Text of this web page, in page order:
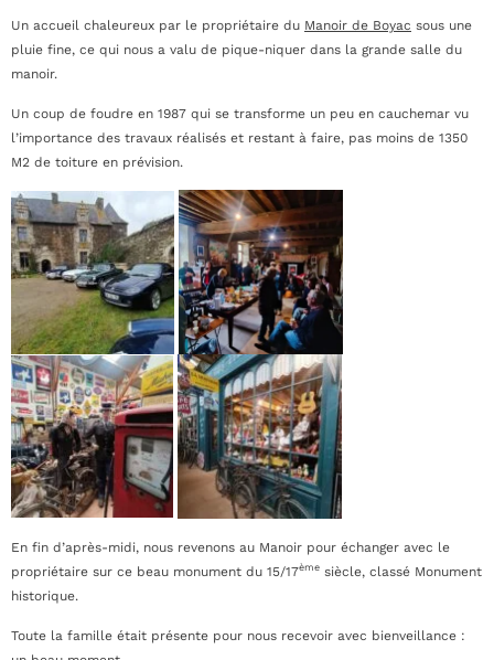
Un accueil chaleureux par le propriétaire du Manoir de Boyac sous une
pluie fine, ce qui nous a valu de pique-niquer dans la grande salle du
manoir.
Un coup de foudre en 1987 qui se transforme un peu en cauchemar vu
l’importance des travaux réalisés et restant à faire, pas moins de 1350
M2 de toiture en prévision.
En fin d’après-midi, nous revenons au Manoir pour échanger avec le
propriétaire sur ce beau monument du 15/17ème siècle, classé Monument
historique.
Toute la famille était présente pour nous recevoir avec bienveillance :